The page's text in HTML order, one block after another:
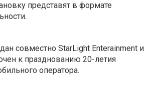
представят в формате
совместно StarLight Enterainment и
к празднованию 20-летия
оператора.